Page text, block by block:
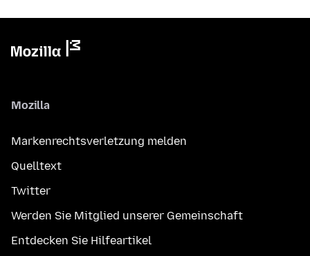
Mozilla
Markenrechtsverletzung melden
Quelltext
Twitter
Werden Sie Mitglied unserer Gemeinschaft
Entdecken Sie Hilfeartikel